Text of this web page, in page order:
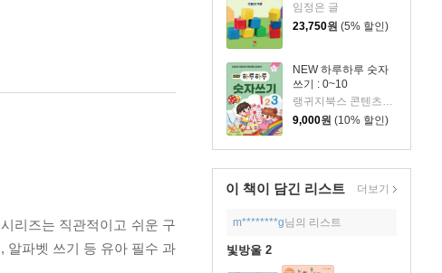
임정은 글
23,750원 (5% 할인)
NEW 하루하루 숫자
쓰기 : 0~10
랭귀지북스 콘텐츠개발팀 저
9,000원 (10% 할인)
이 책이 담긴 리스트 더보기
m********g님의 리스트
빛방울 2
리즈는 직관적이고 쉬운 구
알파벳 쓰기 등 유아 필수 과